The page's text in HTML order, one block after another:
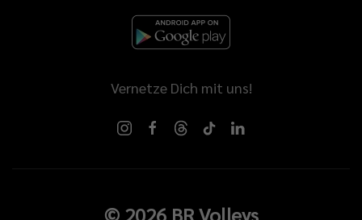
Vernetze Dich mit uns!
© 2026BR Volleys